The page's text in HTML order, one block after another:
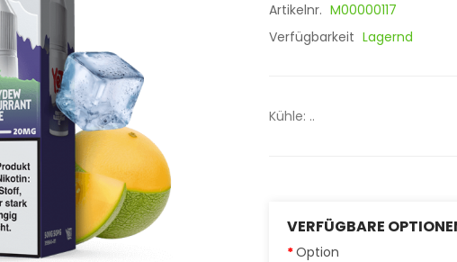
Artikelnr. M00000117
Verfügbarkeit Lagernd
Kühle: ..
VERFÜGBARE
Option